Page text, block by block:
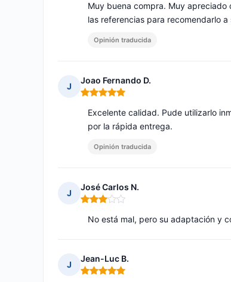
Muy buena compra. Muy
las referencias para recomendarlo
Opinión traducida
J
Joao Fernando D.
Nota: 5 de 5
Excelente calidad. Pude utilizarlo
por la rápida entrega.
Opinión traducida
J
José Carlos N.
Nota: 3 de 5
No está mal, pero su adaptación y
J
Jean-Luc B.
Nota: 5 de 5